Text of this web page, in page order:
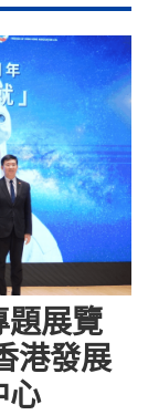
題展覽
港發展
心